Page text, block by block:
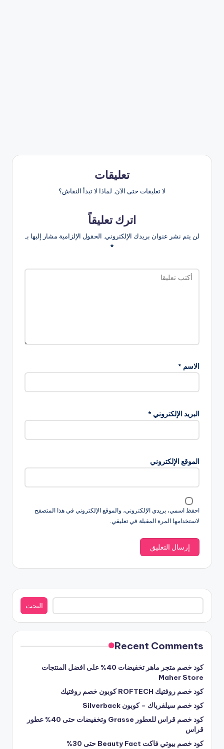
تعليقات
لا تعليقات حتى الآن. لماذا لا تبدأ النقاش؟
اترك تعليقاً
لن يتم نشر عنوان بريدك الإلكتروني. الحقول الإلزامية مشار إليها بـ
*
الاسم *
البريد الإلكتروني *
الموقع الإلكتروني
احفظ اسمي، بريدي الإلكتروني، والموقع الإلكتروني في هذا المتصفح
لاستخدامها المرة المقبلة في تعليقي.
البحث
البحث
Recent Comments
كود خصم متجر ماهر تخفيضات 40% على افضل المنتجات
Maher Store
كود خصم روفتيك ROFTECH كوبون خصم روفتيك
كود خصم سيلفرباك – كوبون Silverback
كود خصم قراس للعطور Grasse وتخفيضات حتى 40% عطور
قراس
كود خصم بيوتي فاكت Beauty Fact حتى 30%